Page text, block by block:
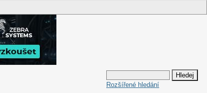
Rozšířené hledání